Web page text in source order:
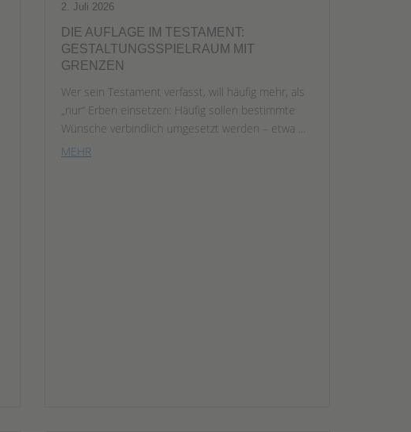
2. Juli 2026
DIE AUFLAGE IM TESTAMENT:
GESTALTUNGSSPIELRAUM MIT
GRENZEN
Wer sein Testament verfasst, will häufig mehr, als
„nur“ Erben einsetzen: Häufig sollen bestimmte
Wünsche verbindlich umgesetzt werden – etwa ...
MEHR